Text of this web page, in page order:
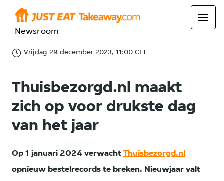
Newsroom
Vrijdag 29 december 2023, 11:00 CET
Thuisbezorgd.nl maakt
zich op voor drukste dag
van het jaar
Op 1 januari 2024 verwacht Thuisbezorgd.nl
opnieuw bestelrecords te breken. Nieuwjaar valt